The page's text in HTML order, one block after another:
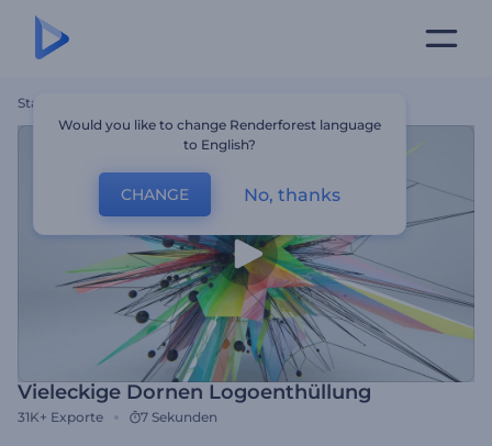
Startseite
Vieleckige Dornen Logoenthüllung
31K+ Exporte 7 Sekunden
Would you like to change Renderforest language
to English?
CHANGE No, thanks